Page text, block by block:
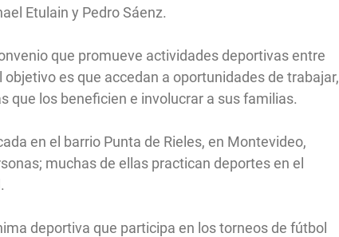
Etulain y Pedro Sáenz.
que promueve actividades deportivas entre
es que accedan a oportunidades de trabajar,
que los beneficien e involucrar a sus familias.
en el barrio Punta de Rieles, en Montevideo,
muchas de ellas practican deportes en el
deportiva que participa en los torneos de fútbol